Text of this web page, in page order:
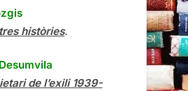
històries.
de l’exili 1939-